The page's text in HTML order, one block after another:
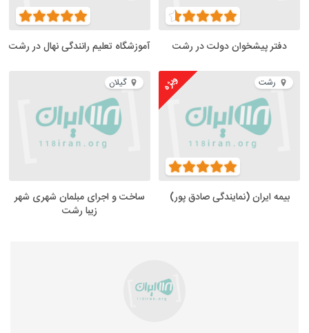
دفتر پیشخوان دولت در رشت آموزشگاه تعلیم رانندگی نهال در رشت
رشت ویژه
بیمه ایران (نمایندگی صادق پور)
گیلان
ساخت و اجرای مبلمان شهری شهر
زیبا رشت